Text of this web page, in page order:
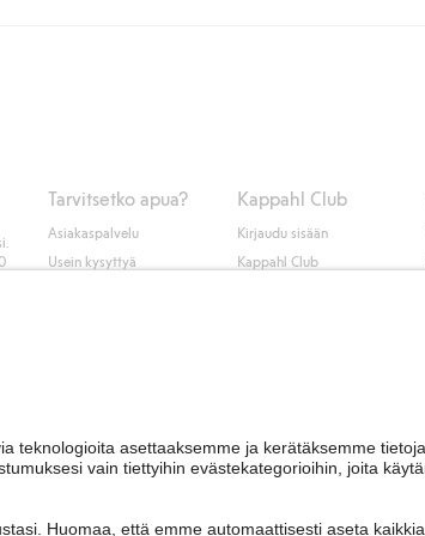
Tarvitsetko apua?
Asiakaspalvelu
Usein kysyttyä
Peru ostoksesi
Kappahl Club
Kirjaudu sisään
Kappahl Club